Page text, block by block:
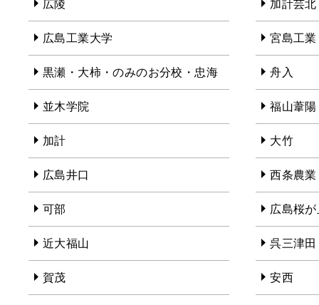
広陵 加計芸北
広島工業大学 宮島工業
黒瀬・大柿・のみのお分校・忠海 舟入
並木学院 福山葦陽
加計 大竹
広島井口 西条農業
可部 広島桜が
近大福山 呉三津田
賀茂 安西